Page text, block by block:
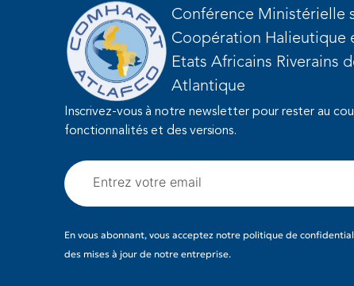
Conférence Ministérielle
Coopération Halieutique
Etats Africains Riverains
Atlantique
Inscrivez-vous à notre newsletter pour rester au
fonctionnalités et des versions.
En vous abonnant, vous acceptez notre politique de
des mises à jour de notre entreprise.